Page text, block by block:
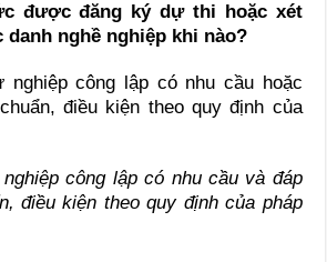
được đăng ký dự thi hoặc xét
danh nghề nghiệp khi nào?
công lập có nhu cầu hoặc
điều kiện theo quy định của
công lập có nhu cầu và đáp
điều kiện theo quy định của pháp